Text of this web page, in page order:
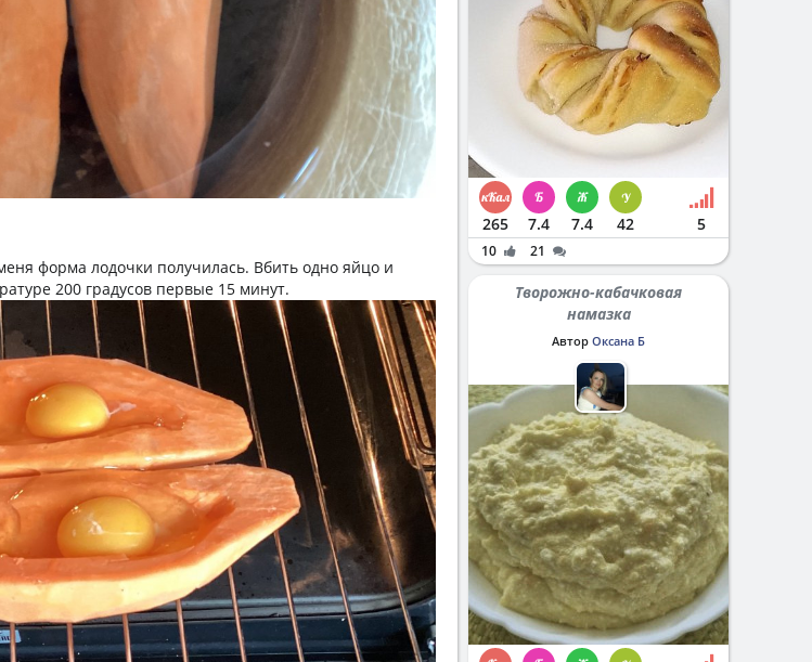
форма лодочки получилась. Вбить одно яйцо и
200 градусов первые 15 минут.
265 7.4 7.4 42 5
10 21
Творожно-кабачковая
намазка
Автор Оксана Б